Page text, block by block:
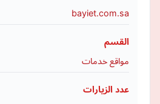
bayiet.com.sa
القسم
مواقع خدمات
عدد الزيارات